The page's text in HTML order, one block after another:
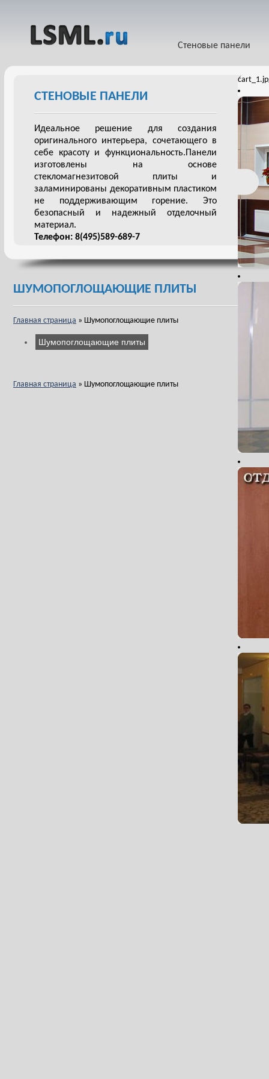
Стеновые панели
СТЕНОВЫЕ ПАНЕЛИ
Идеальное решение для создания
оригинального интерьера, сочетающего в
себе красоту и функциональность.Панели
изготовлены на основе
стекломагнезитовой плиты и
заламинированы декоративным пластиком
не поддерживающим горение. Это
безопасный и надежный отделочный
материал.
Телефон: 8(495)589-689-7
ШУМОПОГЛОЩАЮЩИЕ ПЛИТЫ
Главная страница » Шумопоглощающие плиты
Шумопоглощающие плиты
Главная страница » Шумопоглощающие плиты